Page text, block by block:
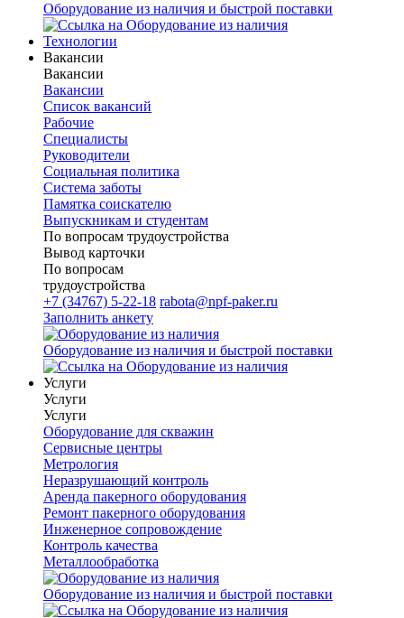
Оборудование из наличия и быстрой поставки
Технологии
Вакансии
Вакансии
Вакансии
Список вакансий
Рабочие
Специалисты
Руководители
Cоциальная политика
Система заботы
Памятка соискателю
Выпускникам и студентам
По вопросам трудоустройства
Вывод карточки
По вопросам
трудоустройства
+7 (34767) 5-22-18 rabota@npf-paker.ru
Заполнить анкету
Оборудование из наличия и быстрой поставки
Услуги
Услуги
Услуги
Оборудование для скважин
Сервисные центры
Метрология
Неразрушающий контроль
Аренда пакерного оборудования
Ремонт пакерного оборудования
Инженерное сопровождение
Контроль качества
Металлообработка
Оборудование из наличия и быстрой поставки